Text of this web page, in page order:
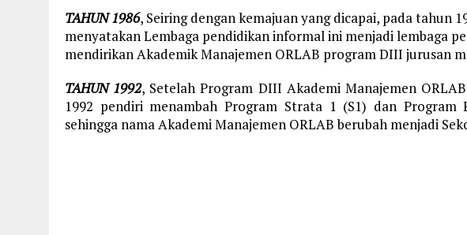
TAHUN 1986, Seiring dengan kemajuan yang dicapai, pada tahun
menyatakan Lembaga pendidikan informal ini menjadi lembaga
mendirikan Akademik Manajemen ORLAB program DIII jurusan
TAHUN 1992, Setelah Program DIII Akademi Manajemen
1992 pendiri menambah Program Strata 1 (S1) dan Program
sehingga nama Akademi Manajemen ORLAB berubah menjadi